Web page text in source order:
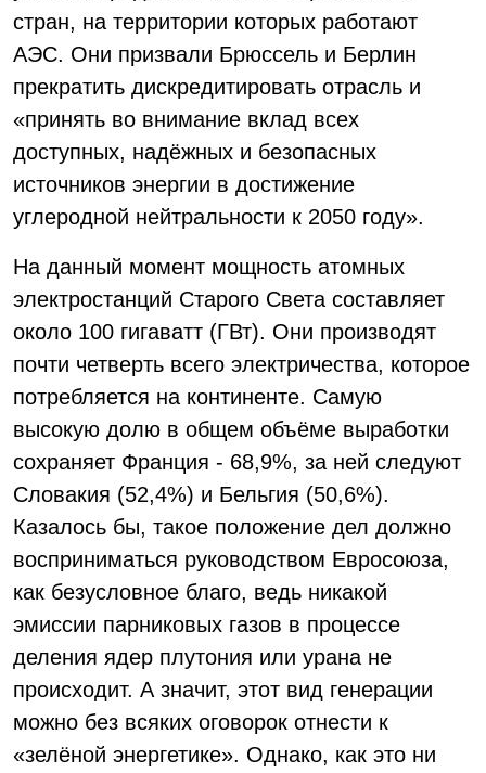
стран, на территории которых работают
АЭС. Они призвали Брюссель и Берлин
прекратить дискредитировать отрасль и
«принять во внимание вклад всех
доступных, надёжных и безопасных
источников энергии в достижение
углеродной нейтральности к 2050 году».
На данный момент мощность атомных
электростанций Старого Света составляет
около 100 гигаватт (ГВт). Они производят
почти четверть всего электричества, которое
потребляется на континенте. Самую
высокую долю в общем объёме выработки
сохраняет Франция - 68,9%, за ней следуют
Словакия (52,4%) и Бельгия (50,6%).
Казалось бы, такое положение дел должно
восприниматься руководством Евросоюза,
как безусловное благо, ведь никакой
эмиссии парниковых газов в процессе
деления ядер плутония или урана не
происходит. А значит, этот вид генерации
можно без всяких оговорок отнести к
«зелёной энергетике». Однако, как это ни